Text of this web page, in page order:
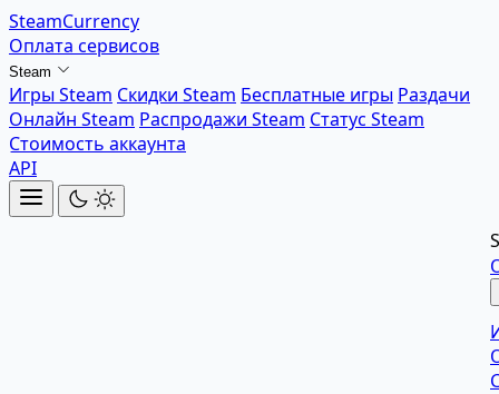
SteamCurrency
Оплата сервисов
Steam
Игры Steam Скидки Steam Бесплатные игры Раздачи
Онлайн Steam Распродажи Steam Статус Steam
Стоимость аккаунта
API